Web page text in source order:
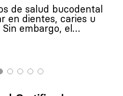
de salud bucodental
en dientes, caries u
Sin embargo, el…